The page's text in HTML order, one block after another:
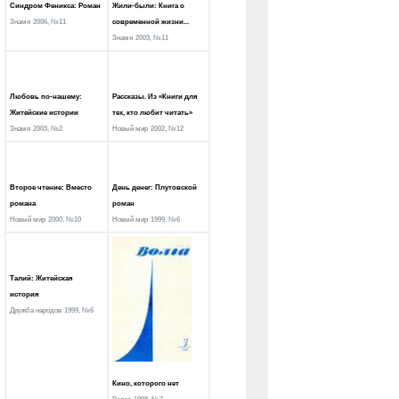
Синдром Феникса: Роман
Знамя 2006, №11
Жили-были: Книга о
современной жизни...
Знамя 2003, №11
Любовь по-нашему:
Житейские истории
Знамя 2003, №2
Рассказы. Из «Книги для
тех, кто любит читать»
Новый мир 2002, №12
Второе чтение: Вместо
романа
Новый мир 2000, №10
День денег: Плутовской
роман
Новый мир 1999, №6
Талий: Житейская
история
Дружба народов 1999, №6
Кино, которого нет